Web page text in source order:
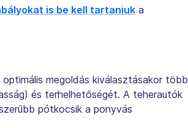
is be kell tartaniuk a
megoldás kiválasztásakor több
és terhelhetőségét. A teherautók
pótkocsik a ponyvás